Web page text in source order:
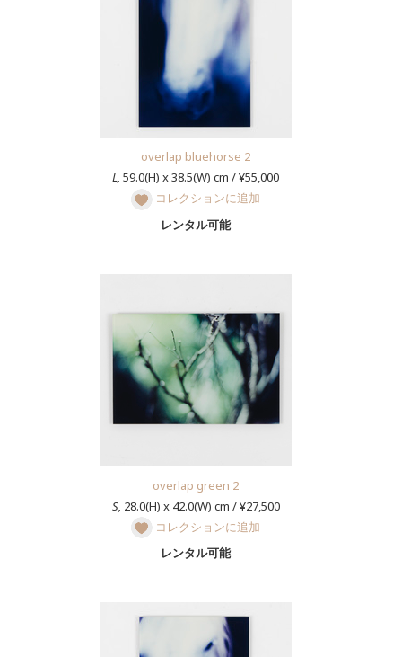
overlap bluehorse 2
L, 59.0(H) x 38.5(W) cm / ¥55,000
コレクションに追加
レンタル可能
overlap green 2
S, 28.0(H) x 42.0(W) cm / ¥27,500
コレクションに追加
レンタル可能